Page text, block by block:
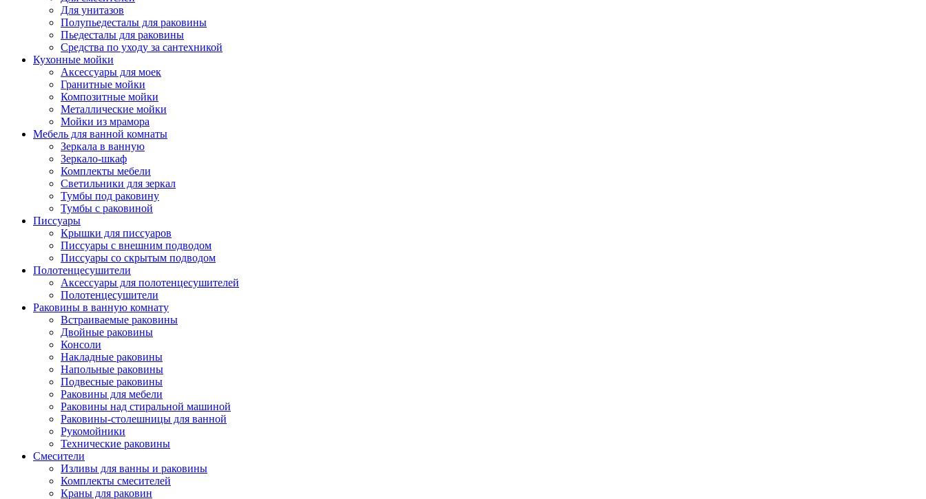
Для унитазов
Полупьедесталы для раковины
Пьедесталы для раковины
Средства по уходу за сантехникой
Кухонные мойки
Аксессуары для моек
Гранитные мойки
Композитные мойки
Металлические мойки
Мойки из мрамора
Мебель для ванной комнаты
Зеркала в ванную
Зеркало-шкаф
Комплекты мебели
Светильники для зеркал
Тумбы под раковину
Тумбы с раковиной
Писсуары
Крышки для писсуаров
Писсуары с внешним подводом
Писсуары со скрытым подводом
Полотенцесушители
Аксессуары для полотенцесушителей
Полотенцесушители
Раковины в ванную комнату
Встраиваемые раковины
Двойные раковины
Консоли
Накладные раковины
Напольные раковины
Подвесные раковины
Раковины для мебели
Раковины над стиральной машиной
Раковины-столешницы для ванной
Рукомойники
Технические раковины
Смесители
Изливы для ванны и раковины
Комплекты смесителей
Краны для раковин